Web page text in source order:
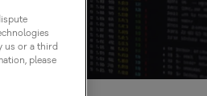
us or a third
please